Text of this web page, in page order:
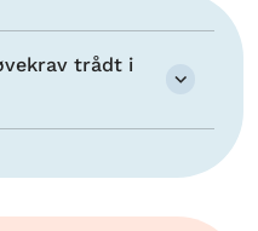
trådt i